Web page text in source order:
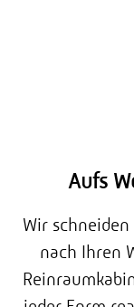
Aufs
Wir
nach Ihren